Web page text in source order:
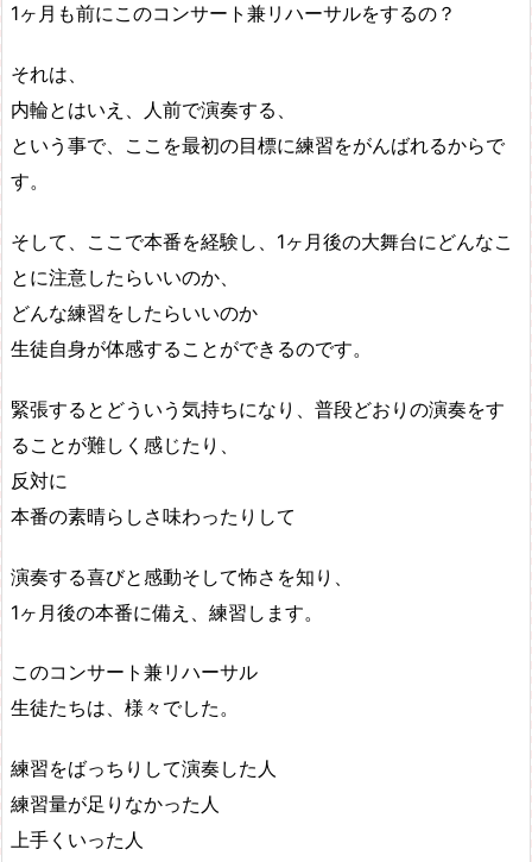
1ヶ月も前にこのコンサート兼リハーサルをするの？
それは、
内輪とはいえ、人前で演奏する、
という事で、ここを最初の目標に練習をがんばれるからで
す。
そして、ここで本番を経験し、1ヶ月後の大舞台にどんなこ
とに注意したらいいのか、
どんな練習をしたらいいのか
生徒自身が体感することができるのです。
緊張するとどういう気持ちになり、普段どおりの演奏をす
ることが難しく感じたり、
反対に
本番の素晴らしさ味わったりして
演奏する喜びと感動そして怖さを知り、
1ヶ月後の本番に備え、練習します。
このコンサート兼リハーサル
生徒たちは、様々でした。
練習をばっちりして演奏した人
練習量が足りなかった人
上手くいった人